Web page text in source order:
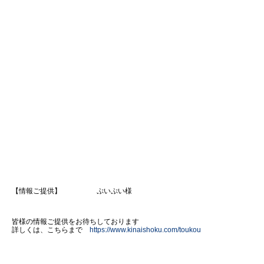
【情報ご提供】 ぷいぷい様
皆様の情報ご提供をお待ちしております
詳しくは、こちらまで https://www.kinaishoku.com/toukou